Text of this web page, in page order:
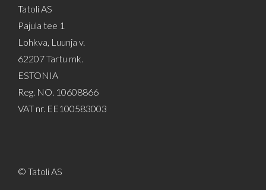
Tatoli AS
Pajula tee 1
Lohkva, Luunja v.
62207 Tartu mk.
ESTONIA
Reg. NO. 10608866
VAT nr. EE100583003
© Tatoli AS